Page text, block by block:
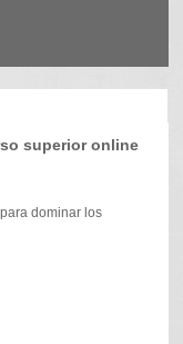
superior online
dominar los